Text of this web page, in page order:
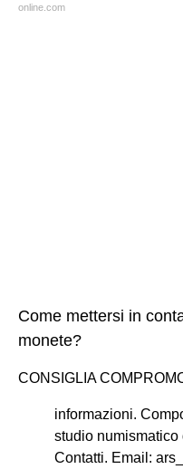
online.com
Come mettersi in
monete?
CONSIGLIA
informazioni.
studio numismatico
Contatti. Email: